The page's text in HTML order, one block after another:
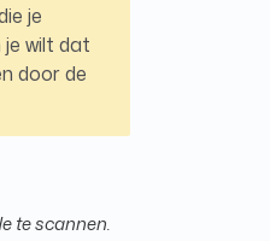
je
je wilt dat
door de
te scannen.